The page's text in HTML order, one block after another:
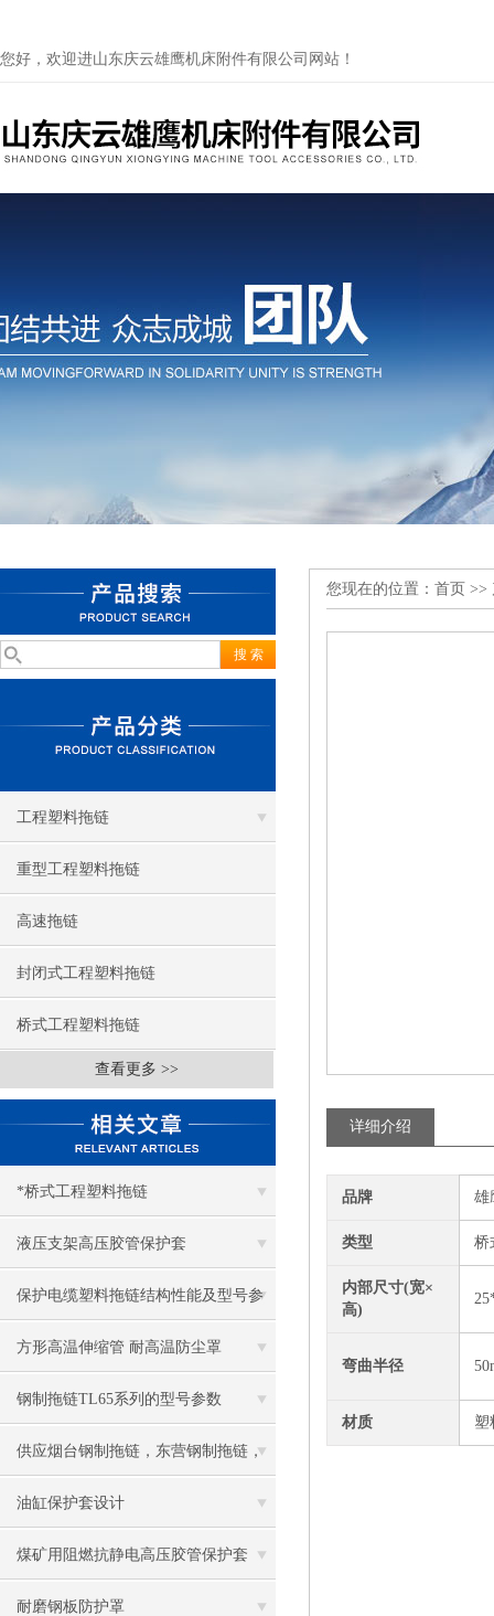
您好，欢迎进山东庆云雄鹰机床附件有限公司网站！
工程塑料拖链
重型工程塑料拖链
高速拖链
封闭式工程塑料拖链
桥式工程塑料拖链
查看更多 >>
*桥式工程塑料拖链
液压支架高压胶管保护套
保护电缆塑料拖链结构性能及型号参
数
方形高温伸缩管 耐高温防尘罩
钢制拖链TL65系列的型号参数
供应烟台钢制拖链，东营钢制拖链，
青岛钢制拖链，莱芜钢制拖链
油缸保护套设计
煤矿用阻燃抗静电高压胶管保护套
耐磨钢板防护罩
您现在的位置： 首页 >>
详细介绍
品牌 雄
类型 桥
内部尺寸(宽×
高)
弯曲半径
材质 塑